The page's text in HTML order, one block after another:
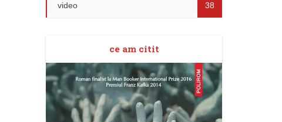
video 38
ce am citit